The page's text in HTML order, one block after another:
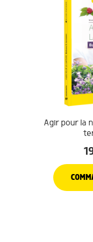
Agir pour la